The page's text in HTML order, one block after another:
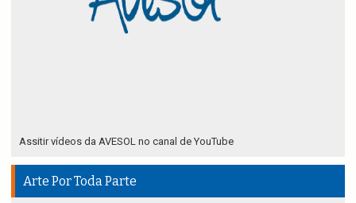
Assitir vídeos da AVESOL no canal de YouTube
Arte Por Toda Parte